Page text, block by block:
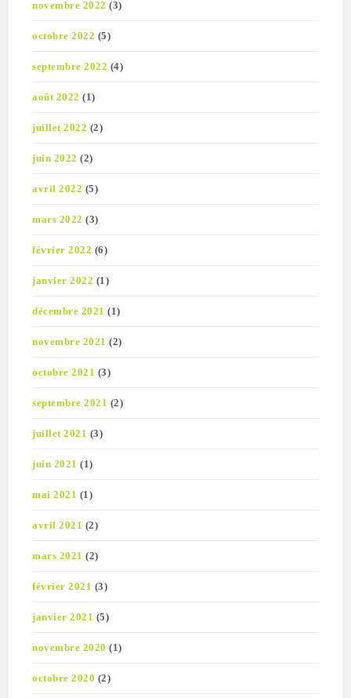
novembre 2022 (3)
octobre 2022 (5)
septembre 2022 (4)
août 2022 (1)
juillet 2022 (2)
juin 2022 (2)
avril 2022 (5)
mars 2022 (3)
février 2022 (6)
janvier 2022 (1)
décembre 2021 (1)
novembre 2021 (2)
octobre 2021 (3)
septembre 2021 (2)
juillet 2021 (3)
juin 2021 (1)
mai 2021 (1)
avril 2021 (2)
mars 2021 (2)
février 2021 (3)
janvier 2021 (5)
novembre 2020 (1)
octobre 2020 (2)